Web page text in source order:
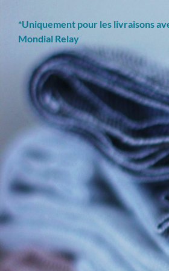
NOTRE BOUTIQUE EN
ACTUELLEMENT EN
Les commandes reprendront à
En attendant, notre magasin à
18 av. Garibaldi, 87000 Limoges
Horaires d'été : du mardi au samedi de
05.55.79.22.49
*Uniquement pour les livraisons
Mondial Relay